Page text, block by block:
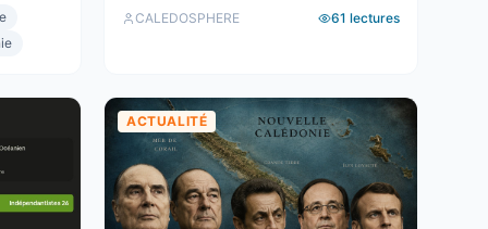
de la semaine calédonienne.
CALEDOSPHERE 61 lectures
ACTUALITÉ